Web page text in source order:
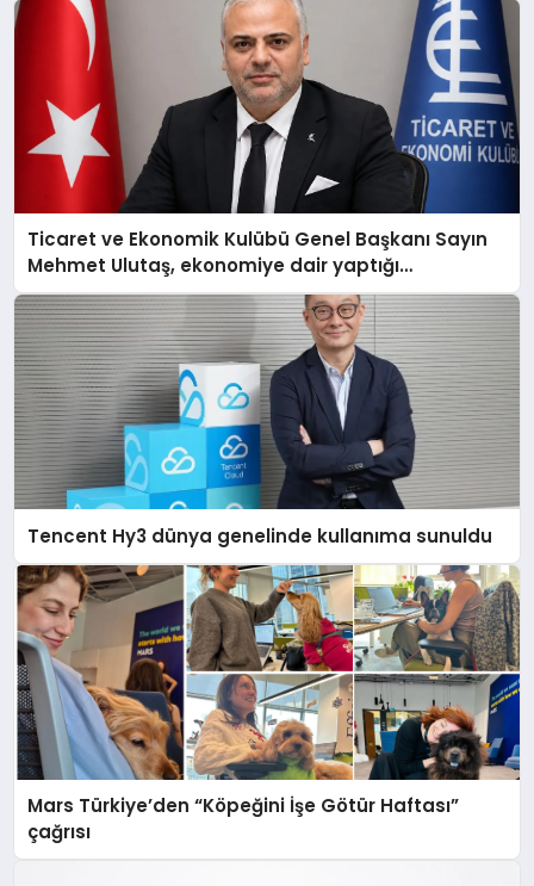
Ticaret ve Ekonomik Kulübü Genel Başkanı Sayın
Mehmet Ulutaş, ekonomiye dair yaptığı
açıklamada şunları kaydetti:
Tencent Hy3 dünya genelinde kullanıma sunuldu
Mars Türkiye’den “Köpeğini İşe Götür Haftası”
çağrısı